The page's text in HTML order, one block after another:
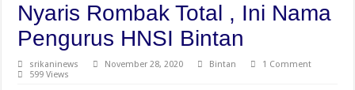
FORWARSPAM-RI Kritik Pelaksanaan Hari Anak Nasional di Deli Serdang,
Kelalaian Panitia : Menginjak Injak Kewibawaan Bupati Deli Serdang.
WFS: Karang Taruna “Kendaraan” Bagi Kaum Muda untuk Lampung yang Maju
Nyaris Rombak Total , Ini Nama
Pengurus HNSI Bintan
srikaninews November 28, 2020 Bintan
1 Comment
599 Views